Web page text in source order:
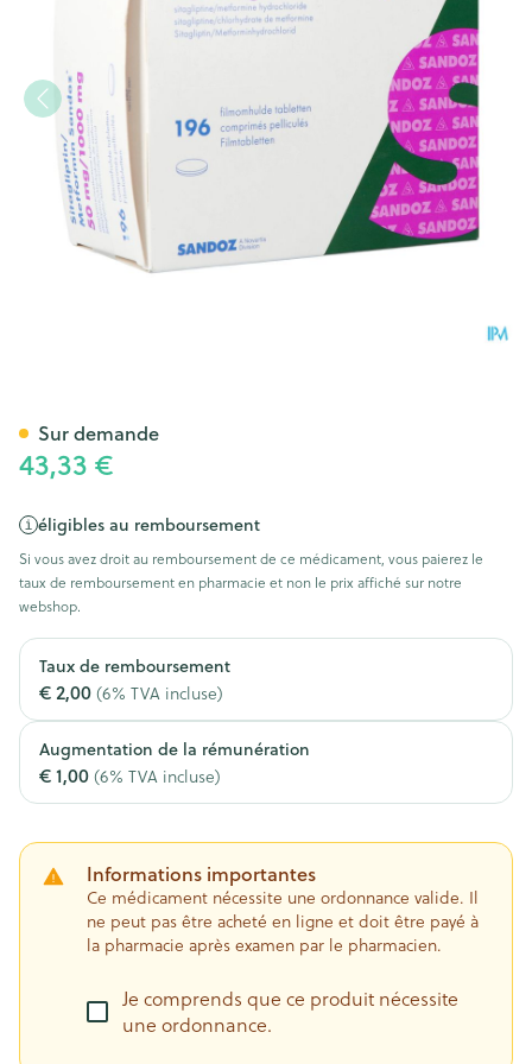
43,33 €
éligibles au remboursement
Si vous avez droit au remboursement de ce médicament, vous paierez le
taux de remboursement en pharmacie et non le prix affiché sur notre
webshop.
Taux de remboursement
€ 2,00 (6% TVA incluse)
Augmentation de la rémunération
€ 1,00 (6% TVA incluse)
Informations importantes
Ce médicament nécessite une ordonnance valide. Il
ne peut pas être acheté en ligne et doit être payé à
la pharmacie après examen par le pharmacien.
Je comprends que ce produit nécessite
une ordonnance.
Sur demande